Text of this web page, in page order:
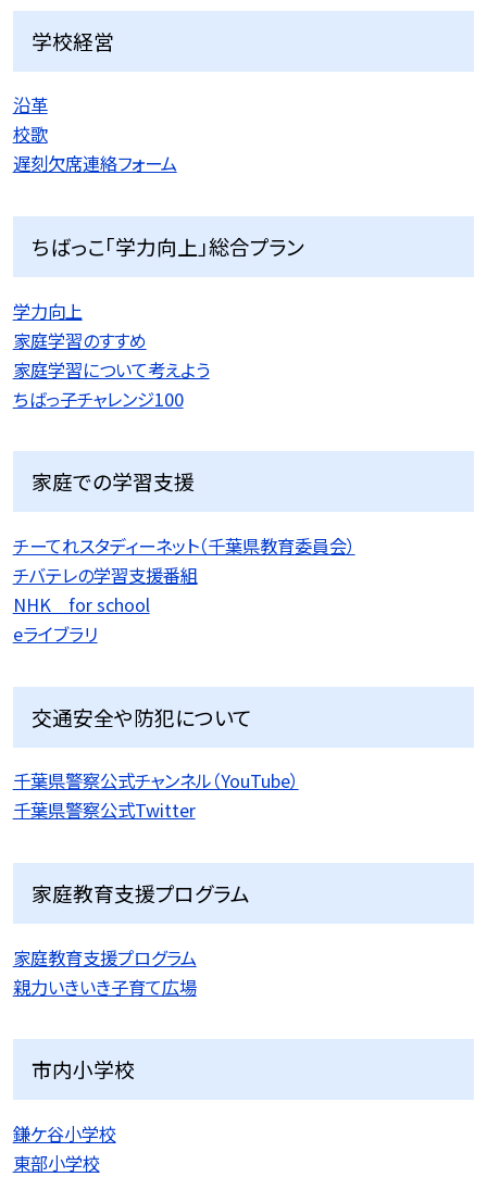
学校経営
沿革
校歌
遅刻欠席連絡フォーム
ちばっこ「学力向上」総合プラン
学力向上
家庭学習のすすめ
家庭学習について考えよう
ちばっ子チャレンジ100
家庭での学習支援
チーてれスタディーネット（千葉県教育委員会）
チバテレの学習支援番組
NHK for school
eライブラリ
交通安全や防犯について
千葉県警察公式チャンネル（YouTube）
千葉県警察公式Twitter
家庭教育支援プログラム
家庭教育支援プログラム
親力いきいき子育て広場
市内小学校
鎌ケ谷小学校
東部小学校